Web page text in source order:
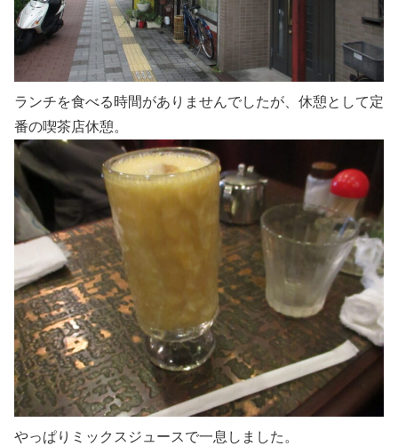
ランチを食べる時間がありませんでしたが、休憩として定
番の喫茶店休憩。
やっぱりミックスジュースで一息しました。